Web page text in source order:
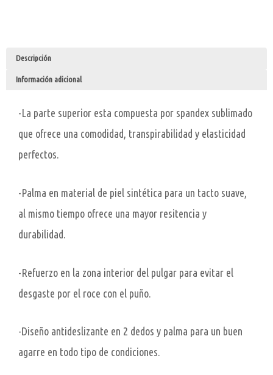
Descripción
Información adicional
-La parte superior esta compuesta por spandex sublimado
que ofrece una comodidad, transpirabilidad y elasticidad
perfectos.
-Palma en material de piel sintética para un tacto suave,
al mismo tiempo ofrece una mayor resitencia y
durabilidad.
-Refuerzo en la zona interior del pulgar para evitar el
desgaste por el roce con el puño.
-Diseño antideslizante en 2 dedos y palma para un buen
agarre en todo tipo de condiciones.